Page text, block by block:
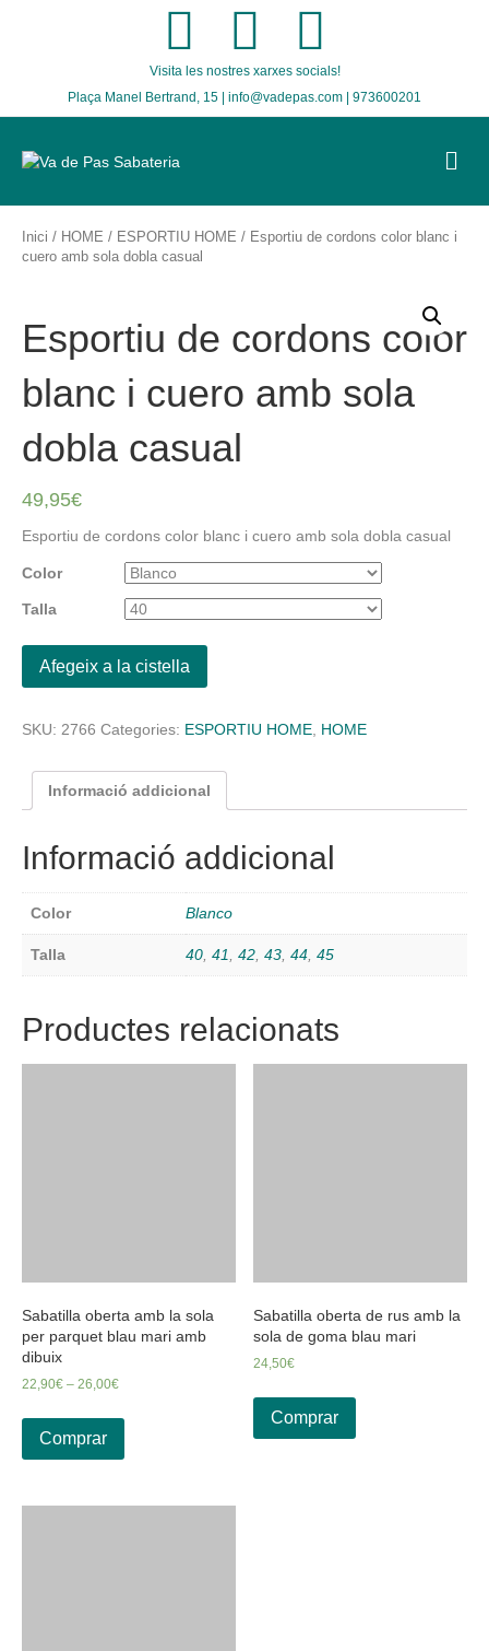
a
b
o
k
w
t
r
n
a
r
a
Visita les nostres xarxes socials!
Plaça Manel Bertrand, 15 | info@vadepas.com | 973600201
N
Inici / HOME / ESPORTIU HOME / Esportiu de cordons color blanc i
cuero amb sola dobla casual
Esportiu de cordons color
blanc i cuero amb sola
dobla casual
49,95€
Esportiu de cordons color blanc i cuero amb sola dobla casual
Color
Talla
Afegeix a la cistella
SKU: 2766 Categories: ESPORTIU HOME HOME
Informació addicional
Informació addicional
Color Blanco
Talla 40 41 42 43 44 45
Productes relacionats
Sabatilla oberta amb la sola
per parquet blau mari amb
dibuix
22,90€ – 26,00€
Comprar
Sabatilla oberta de rus amb la
sola de goma blau mari
24,50€
Comprar